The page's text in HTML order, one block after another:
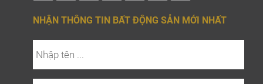
NHẬN THÔNG TIN BẤT ĐỘNG SẢN MỚI NHẤT